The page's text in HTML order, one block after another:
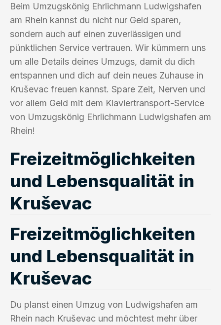
Beim Umzugskönig Ehrlichmann Ludwigshafen
am Rhein kannst du nicht nur Geld sparen,
sondern auch auf einen zuverlässigen und
pünktlichen Service vertrauen. Wir kümmern uns
um alle Details deines Umzugs, damit du dich
entspannen und dich auf dein neues Zuhause in
Kruševac freuen kannst. Spare Zeit, Nerven und
vor allem Geld mit dem Klaviertransport-Service
von Umzugskönig Ehrlichmann Ludwigshafen am
Rhein!
Freizeitmöglichkeiten
und Lebensqualität in
Kruševac
Freizeitmöglichkeiten
und Lebensqualität in
Kruševac
Du planst einen Umzug von Ludwigshafen am
Rhein nach Kruševac und möchtest mehr über